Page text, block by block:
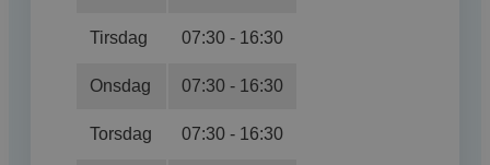
Tirsdag 07:30 - 16:30
Onsdag 07:30 - 16:30
Torsdag 07:30 - 16:30